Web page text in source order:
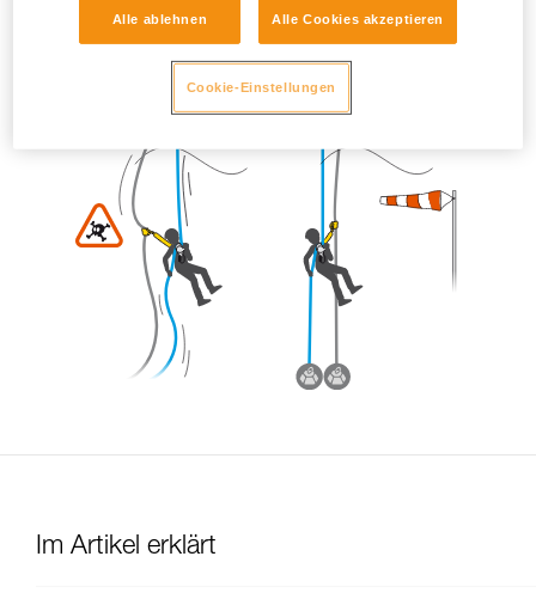
Im Artikel erklärt
Alle ablehnen Alle Cookies akzeptieren
Cookie-Einstellungen